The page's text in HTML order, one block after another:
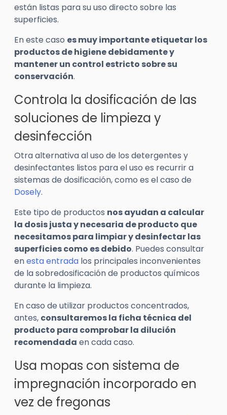
están listas para su uso directo sobre las
superficies.
En este caso es muy importante etiquetar los
productos de higiene debidamente y
mantener un control estricto sobre su
conservación.
Controla la dosificación de las
soluciones de limpieza y
desinfección
Otra alternativa al uso de los detergentes y
desinfectantes listos para el uso es recurrir a
sistemas de dosificación, como es el caso de
Dosely.
Este tipo de productos nos ayudan a calcular
la dosis justa y necesaria de producto que
necesitamos para limpiar y desinfectar las
superficies como es debido. Puedes consultar
enesta entrada los principales inconvenientes
de la sobredosificación de productos químicos
durante la limpieza.
En caso de utilizar productos concentrados,
antes, consultaremos la ficha técnica del
producto para comprobar la dilución
recomendada en cada caso.
Usa mopas con sistema de
impregnación incorporado en
vez de fregonas